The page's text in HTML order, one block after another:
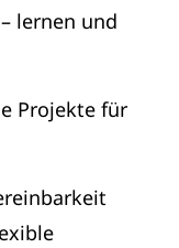
lernen und
Projekte für